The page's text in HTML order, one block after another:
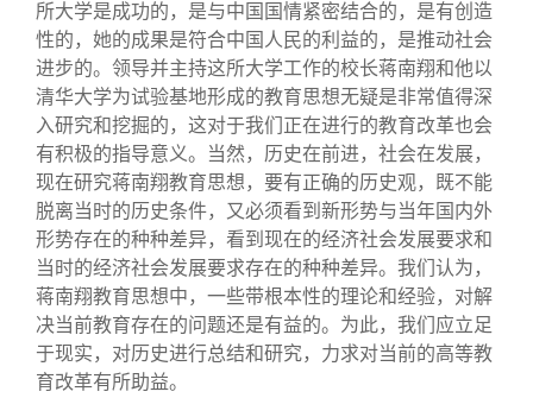
所大学是成功的，是与中国国情紧密结合的，是有创造
性的，她的成果是符合中国人民的利益的，是推动社会
进步的。领导并主持这所大学工作的校长蒋南翔和他以
清华大学为试验基地形成的教育思想无疑是非常值得深
入研究和挖掘的，这对于我们正在进行的教育改革也会
有积极的指导意义。当然，历史在前进，社会在发展，
现在研究蒋南翔教育思想，要有正确的历史观，既不能
脱离当时的历史条件，又必须看到新形势与当年国内外
形势存在的种种差异，看到现在的经济社会发展要求和
当时的经济社会发展要求存在的种种差异。我们认为，
蒋南翔教育思想中，一些带根本性的理论和经验，对解
决当前教育存在的问题还是有益的。为此，我们应立足
于现实，对历史进行总结和研究，力求对当前的高等教
育改革有所助益。